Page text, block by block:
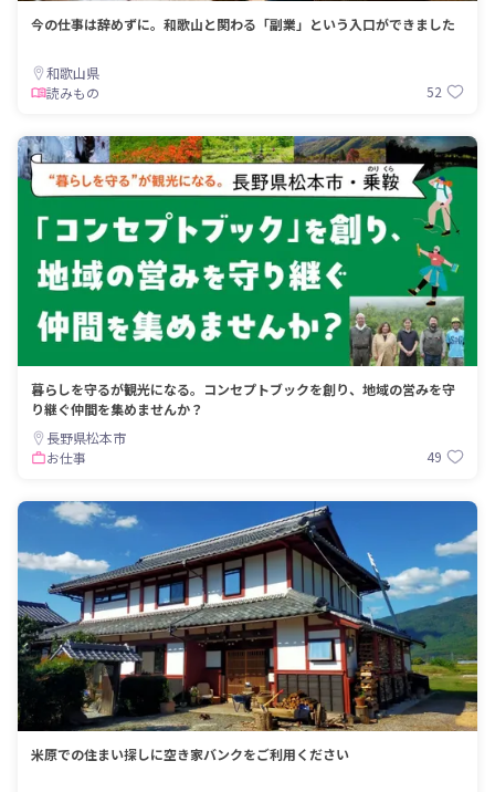
今の仕事は辞めずに。和歌山と関わる「副業」という入口ができました
和歌山県
読みもの
52
暮らしを守るが観光になる。コンセプトブックを創り、地域の営みを守
り継ぐ仲間を集めませんか？
長野県松本市
お仕事
49
米原での住まい探しに空き家バンクをご利用ください